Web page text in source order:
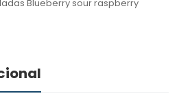
Blueberry sour raspberry